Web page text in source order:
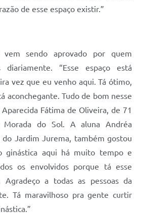
de esse espaço existir.”
sendo aprovado por quem
“Esse espaço está
vez que eu venho aqui. Tá ótimo,
aconchegante. Tudo de bom nesse
Fátima de Oliveira, de 71
Morada do Sol. A aluna Andréa
Jardim Jurema, também gostou
ginástica aqui há muito tempo e
os envolvidos porque tá esse
Agradeço a todas as pessoas da
Tá maravilhoso pra gente curtir